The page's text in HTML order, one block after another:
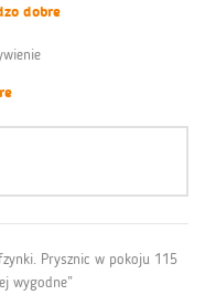
dobre
Prysznic w pokoju 115
wygodne”